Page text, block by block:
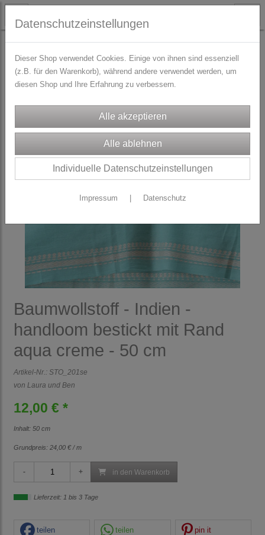
COLORS OF INDIA - Ein Stück Indien für dich
Baumwollstoff - Indien -
handloom bestickt mit Rand
aqua creme - 50 cm
Artikel-Nr.: STO_201se
von Laura und Ben
12,00 € *
Inhalt: 50 cm
Grundpreis: 24,00 € / m
in den Warenkorb
Lieferzeit: 1 bis 3 Tage
teilen teilen pin it
Datenschutzeinstellungen
Dieser Shop verwendet Cookies. Einige von ihnen sind essenziell
(z.B. für den Warenkorb), während andere verwendet werden, um
diesen Shop und Ihre Erfahrung zu verbessern.
Individuelle Datenschutzeinstellungen
Impressum Datenschutz